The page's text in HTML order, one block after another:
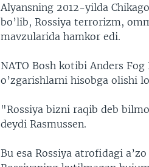
Alyansning 2012-yilda
bo’lib, Rossiya terrorizm,
mavzularida hamkor edi.
NATO Bosh kotibi Anders
o’zgarishlarni hisobga olishi
"Rossiya bizni raqib deb
deydi Rasmussen.
Bu esa Rossiya atrofidagi